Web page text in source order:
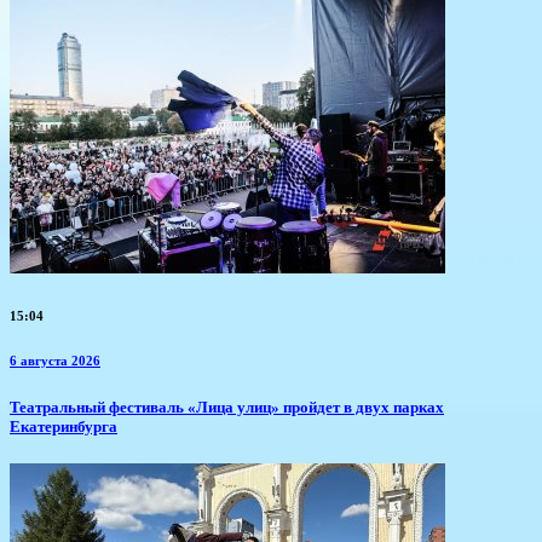
15:04
6 августа 2026
​Театральный фестиваль «Лица улиц» пройдет в двух парках
Екатеринбурга